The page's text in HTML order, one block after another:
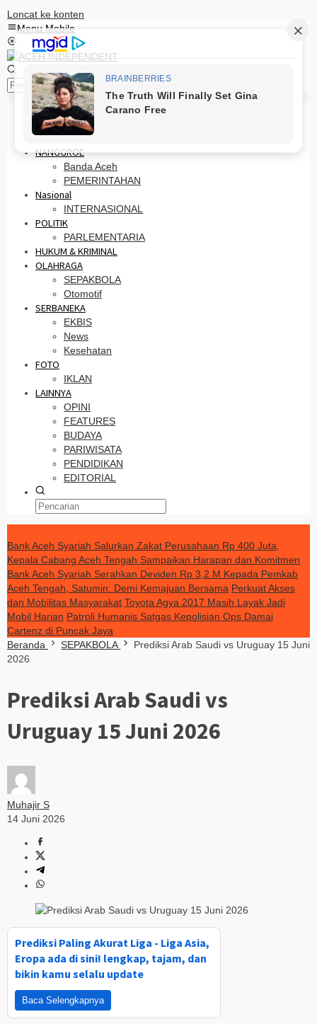
Loncat ke konten
Menu Mobile
HOME
PRO OTONOMI
NANGGROE
Banda Aceh
PEMERINTAHAN
Nasional
INTERNASIONAL
POLITIK
PARLEMENTARIA
HUKUM & KRIMINAL
OLAHRAGA
SEPAKBOLA
Otomotif
SERBANEKA
EKBIS
News
Kesehatan
FOTO
IKLAN
LAINNYA
OPINI
FEATURES
BUDAYA
PARIWISATA
PENDIDIKAN
EDITORIAL
Bank Aceh Syariah Salurkan Zakat Perusahaan Rp 400 Juta,
Kepala Cabang Aceh Tengah Sampaikan Harapan dan Komitmen
Bank Aceh Syariah Serahkan Deviden Rp 3,2 M Kepada Pemkab
Aceh Tengah, Satumin: Demi Kemajuan Bersama Perkuat Akses
dan Mobilitas Masyarakat Toyota Agya 2017 Masih Layak Jadi
Mobil Harian Patroli Humanis Satgas Kepolisian Ops Damai
Cartenz di Puncak Jaya
Beranda
SEPAKBOLA
Prediksi Arab Saudi vs Uruguay 15 Juni
2026
Prediksi Arab Saudi vs
Uruguay 15 Juni 2026
Muhajir S
14 Juni 2026
Prediksi Paling Akurat Liga - Liga Asia,
Eropa ada di sini! lengkap, tajam, dan
bikin kamu selalu update
Baca Selengkapnya